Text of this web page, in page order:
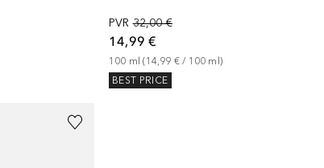
PVR 32,00 €
14,99 €
100 ml (14,99 € / 100 ml )
BEST PRICE